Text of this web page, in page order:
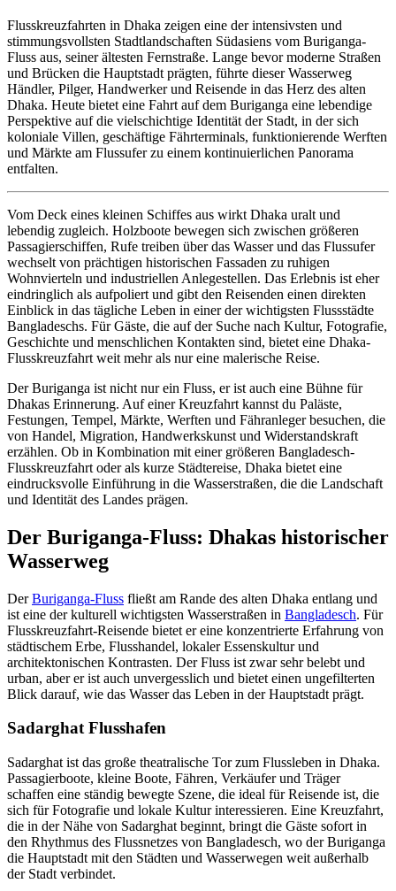
Flusskreuzfahrten in Dhaka zeigen eine der intensivsten und
stimmungsvollsten Stadtlandschaften Südasiens vom Buriganga-
Fluss aus, seiner ältesten Fernstraße. Lange bevor moderne Straßen
und Brücken die Hauptstadt prägten, führte dieser Wasserweg
Händler, Pilger, Handwerker und Reisende in das Herz des alten
Dhaka. Heute bietet eine Fahrt auf dem Buriganga eine lebendige
Perspektive auf die vielschichtige Identität der Stadt, in der sich
koloniale Villen, geschäftige Fährterminals, funktionierende Werften
und Märkte am Flussufer zu einem kontinuierlichen Panorama
entfalten.
Vom Deck eines kleinen Schiffes aus wirkt Dhaka uralt und
lebendig zugleich. Holzboote bewegen sich zwischen größeren
Passagierschiffen, Rufe treiben über das Wasser und das Flussufer
wechselt von prächtigen historischen Fassaden zu ruhigen
Wohnvierteln und industriellen Anlegestellen. Das Erlebnis ist eher
eindringlich als aufpoliert und gibt den Reisenden einen direkten
Einblick in das tägliche Leben in einer der wichtigsten Flussstädte
Bangladeschs. Für Gäste, die auf der Suche nach Kultur, Fotografie,
Geschichte und menschlichen Kontakten sind, bietet eine Dhaka-
Flusskreuzfahrt weit mehr als nur eine malerische Reise.
Der Buriganga ist nicht nur ein Fluss, er ist auch eine Bühne für
Dhakas Erinnerung. Auf einer Kreuzfahrt kannst du Paläste,
Festungen, Tempel, Märkte, Werften und Fähranleger besuchen, die
von Handel, Migration, Handwerkskunst und Widerstandskraft
erzählen. Ob in Kombination mit einer größeren Bangladesch-
Flusskreuzfahrt oder als kurze Städtereise, Dhaka bietet eine
eindrucksvolle Einführung in die Wasserstraßen, die die Landschaft
und Identität des Landes prägen.
Der Buriganga-Fluss: Dhakas historischer
Wasserweg
DerBuriganga-Fluss fließt am Rande des alten Dhaka entlang und
ist eine der kulturell wichtigsten Wasserstraßen in Bangladesch. Für
Flusskreuzfahrt-Reisende bietet er eine konzentrierte Erfahrung von
städtischem Erbe, Flusshandel, lokaler Essenskultur und
architektonischen Kontrasten. Der Fluss ist zwar sehr belebt und
urban, aber er ist auch unvergesslich und bietet einen ungefilterten
Blick darauf, wie das Wasser das Leben in der Hauptstadt prägt.
Sadarghat Flusshafen
Sadarghat ist das große theatralische Tor zum Flussleben in Dhaka.
Passagierboote, kleine Boote, Fähren, Verkäufer und Träger
schaffen eine ständig bewegte Szene, die ideal für Reisende ist, die
sich für Fotografie und lokale Kultur interessieren. Eine Kreuzfahrt,
die in der Nähe von Sadarghat beginnt, bringt die Gäste sofort in
den Rhythmus des Flussnetzes von Bangladesch, wo der Buriganga
die Hauptstadt mit den Städten und Wasserwegen weit außerhalb
der Stadt verbindet.